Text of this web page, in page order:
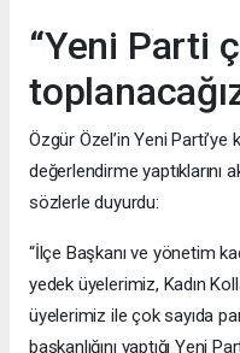
“Yeni Parti
Özgür Özel’in Yeni Parti’ye
değerlendirme yaptıklarını
sözlerle duyurdu:
“İlçe Başkanı ve yönetim
yedek üyelerimiz, Kadın
üyelerimiz ile çok sayıda
başkanlığını yaptığı Yeni